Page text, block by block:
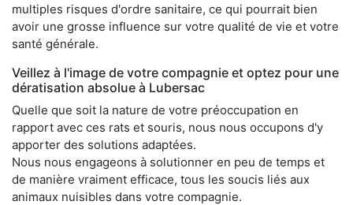
multiples risques d'ordre sanitaire, ce qui pourrait bien
avoir une grosse influence sur votre qualité de vie et votre
santé générale.
Veillez à l'image de votre compagnie et optez pour une
dératisation absolue à Lubersac
Quelle que soit la nature de votre préoccupation en
rapport avec ces rats et souris, nous nous occupons d'y
apporter des solutions adaptées.
Nous nous engageons à solutionner en peu de temps et
de manière vraiment efficace, tous les soucis liés aux
animaux nuisibles dans votre compagnie.